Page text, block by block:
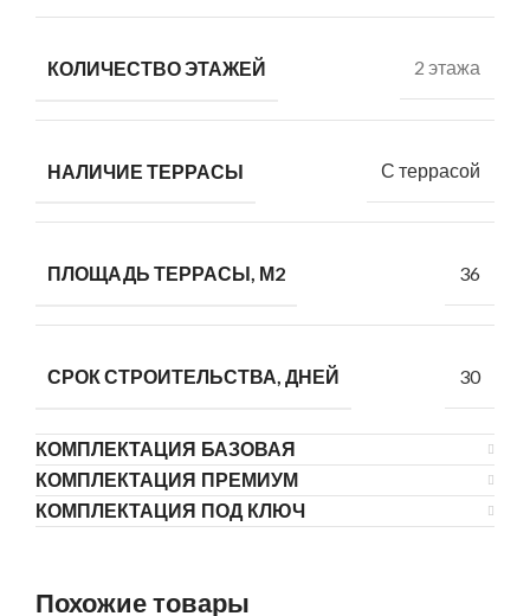
КОЛИЧЕСТВО ЭТАЖЕЙ 2 этажа
НАЛИЧИЕ ТЕРРАСЫ С террасой
ПЛОЩАДЬ ТЕРРАСЫ, М2 36
СРОК СТРОИТЕЛЬСТВА, ДНЕЙ 30
КОМПЛЕКТАЦИЯ БАЗОВАЯ
КОМПЛЕКТАЦИЯ ПРЕМИУМ
КОМПЛЕКТАЦИЯ ПОД КЛЮЧ
Похожие товары